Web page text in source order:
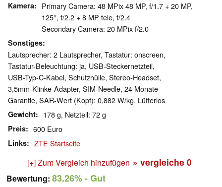
Kamera
Primary Camera: 48 MPix 48 MP, f/1.7 + 20 MP,
125°, f/2.2 + 8 MP tele, f/2.4
Secondary Camera: 20 MPix f/2.0
Sonstiges
Lautsprecher: 2 Lautsprecher, Tastatur: onscreen,
Tastatur-Beleuchtung: ja, USB-Steckernetzteil,
USB-Typ-C-Kabel, Schutzhülle, Stereo-Headset,
3,5mm-Klinke-Adapter, SIM-Needle, 24 Monate
Garantie, SAR-Wert (Kopf): 0,882 W/kg, Lüfterlos
Gewicht 178 g, Netzteil: 72 g
Preis 600 Euro
Links ZTE Startseite
[+] Zum Vergleich hinzufügen » vergleiche 0
Bewertung: 83.26%- Gut